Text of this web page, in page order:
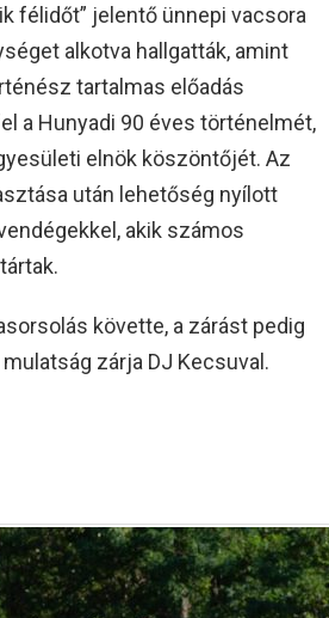
félidőt” jelentő ünnepi vacsora
alkotva hallgatták, amint
tartalmas előadás
a Hunyadi 90 éves történelmét,
elnök köszöntőjét. Az
után lehetőség nyílott
akik számos
követte, a zárást pedig
zárja DJ Kecsuval.